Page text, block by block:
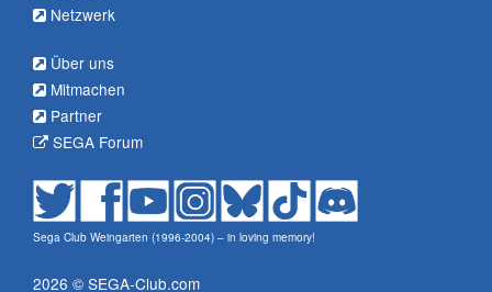
Netzwerk
Über uns
Mitmachen
Partner
SEGA Forum
Sega Club Weingarten (1996-2004) – in loving memory!
2026 © SEGA-Club.com